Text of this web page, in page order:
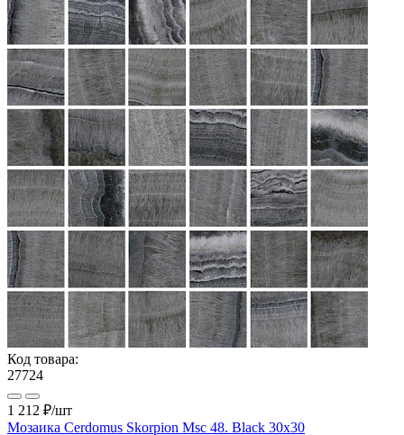
Код товара:
27724
1 212 ₽/шт
Мозаика Cerdomus Skorpion Msc 48. Black 30x30